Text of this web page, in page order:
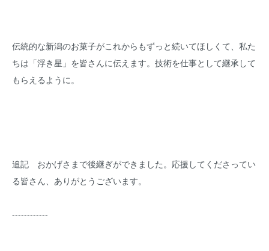
伝統的な新潟のお菓子がこれからもずっと続いてほしくて、私た
ちは「浮き星」を皆さんに伝えます。技術を仕事として継承して
もらえるように。
追記 おかげさまで後継ぎができました。応援してくださってい
る皆さん、ありがとうございます。
------------